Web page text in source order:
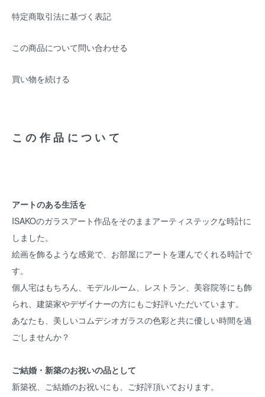
特定商取引法に基づく表記
この商品について問い合わせる
買い物を続ける
この作品について
アートのある生活を
ISAKOのガラスアート作品をそのままアーティステックな時計に
しました。
絵画を飾るような感覚で、お部屋にアートを運んでくれる時計で
す。
個人宅はもちろん、モデルルーム、レストラン、美容院等にも飾
られ、建築家やデザイナーの方にもご好評いただいています。
あなたも、美しいコムデシオガラスの色彩と共に優しい時間を過
ごしませんか？
ご結婚・新築のお祝いの品として
新築祝、ご結婚のお祝いにも、ご好評頂いております。